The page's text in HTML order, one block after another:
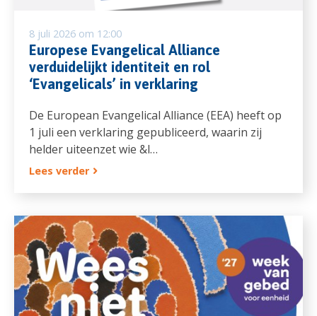
8 juli 2026 om 12:00
Europese Evangelical Alliance
verduidelijkt identiteit en rol
‘Evangelicals’ in verklaring
De European Evangelical Alliance (EEA) heeft op
1 juli een verklaring gepubliceerd, waarin zij
helder uiteenzet wie &l…
Lees verder